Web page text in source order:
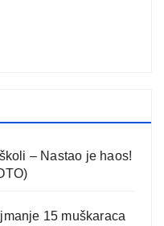
– Nastao je haos!
15 muškaraca